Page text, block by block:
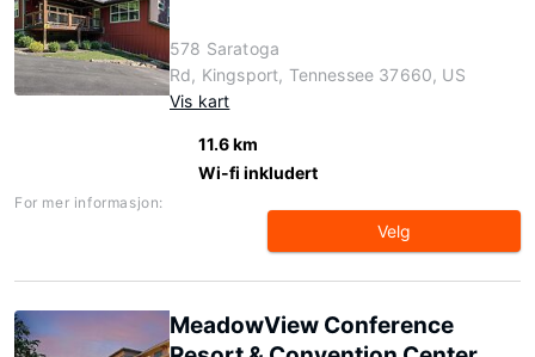
578 Saratoga
Rd, Kingsport, Tennessee 37660, US
Vis kart
11.6 km
Wi-fi inkludert
For mer informasjon:
Velg
MeadowView Conference